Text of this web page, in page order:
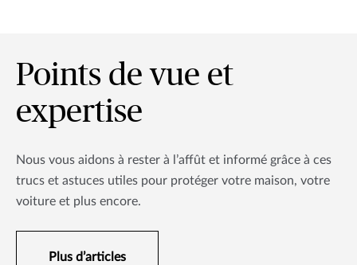
Points de vue et
expertise
Nous vous aidons à rester à l’affût et informé grâce à ces
trucs et astuces utiles pour protéger votre maison, votre
voiture et plus encore.
Plus d’articles